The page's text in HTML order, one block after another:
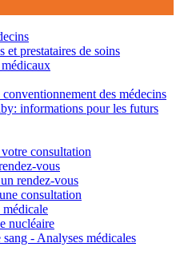
et prestataires de soins
conventionnement des médecins
informations pour les futurs
consultation
vous
rendez-vous
consultation
nucléaire
sang - Analyses médicales